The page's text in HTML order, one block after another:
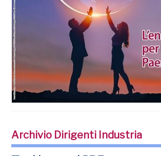
Archivio Dirigenti Industria